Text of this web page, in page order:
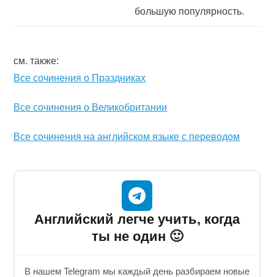
большую популярность.
см. также:
Все сочинения о Праздниках
Все сочинения о Великобритании
Все сочинения на английском языке с переводом
Английский легче учить, когда
ты не один 🙂
В нашем Telegram мы каждый день разбираем новые